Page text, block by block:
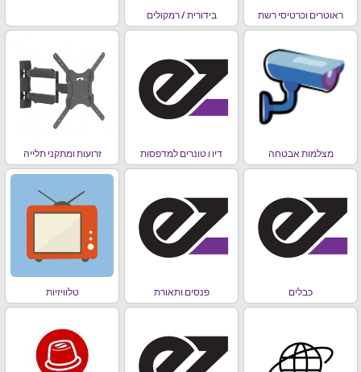
ראוטרים וכרטיסי רשת בידורית / רמקולים
מצלמות אבטחה דיו ו טונרים למדפסות זרועות ומתקני תלייה
כבלים פנסים ותאורת טלוויזיות